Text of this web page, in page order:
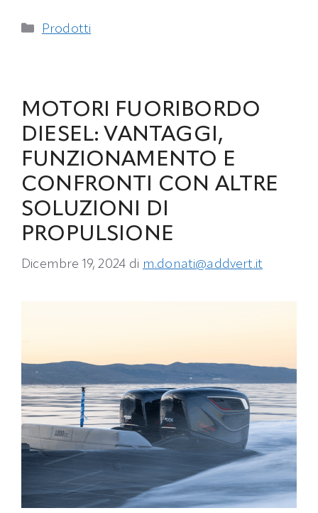
Categorie
Prodotti
MOTORI FUORIBORDO
DIESEL: VANTAGGI,
FUNZIONAMENTO E
CONFRONTI CON ALTRE
SOLUZIONI DI
PROPULSIONE
Dicembre 19, 2024 di m.donati@addvert.it